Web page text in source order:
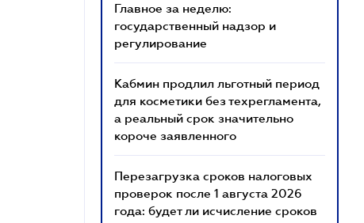
Главное за неделю:
государственный надзор и
регулирование
Кабмин продлил льготный период
для косметики без техрегламента,
а реальный срок значительно
короче заявленного
Перезагрузка сроков налоговых
проверок после 1 августа 2026
года: будет ли исчисление сроков